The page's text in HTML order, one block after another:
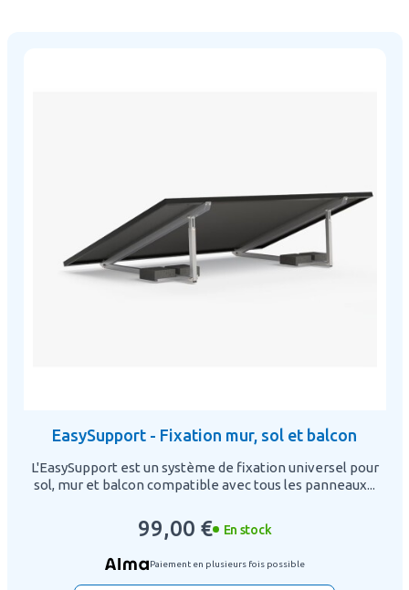
EasySupport - Fixation mur, sol et balcon
L'EasySupport est un système de fixation universel pour
sol, mur et balcon compatible avec tous les panneaux...
99,00 € En stock
Paiement en plusieurs fois possible